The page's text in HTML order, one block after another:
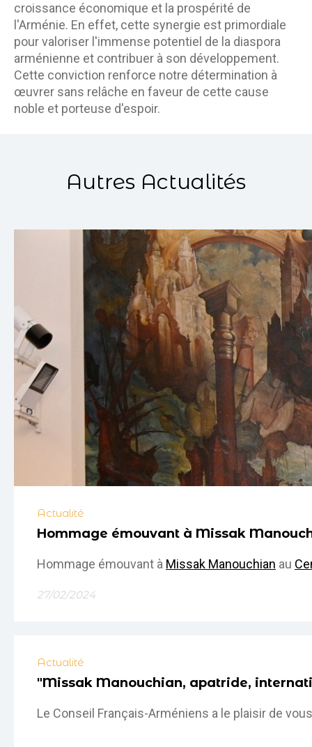
croissance économique et la prospérité de
l'Arménie. En effet, cette synergie est primordiale
pour valoriser l'immense potentiel de la diaspora
arménienne et contribuer à son développement.
Cette conviction renforce notre détermination à
œuvrer sans relâche en faveur de cette cause
noble et porteuse d'espoir.
Autres Actualités
Actualité
Hommage émouvant à Missak
Hommage émouvant à Missak Manouchian au
27/02/2024
Actualité
"Missak Manouchian, apatride,
Le Conseil Français-Arméniens a le plaisir de